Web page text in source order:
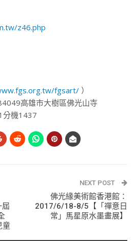
z46.php
fgsart/ ）
高雄市大樹區佛光山寺
分機1437
童
NEXT POST
佛光緣美術館香港館：
2017/6/18-8/5【「禪意日
常」馬星原水墨畫展】